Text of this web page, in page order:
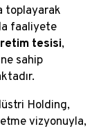
toplayarak
faaliyete
tesisi,
sahip
Holding,
vizyonuyla,